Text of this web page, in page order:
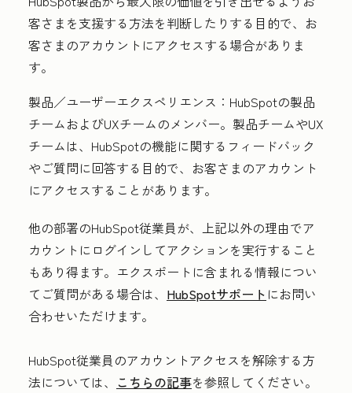
客さまを支援する方法を判断したりする目的で、お
客さまのアカウントにアクセスする場合がありま
す。
製品／ユーザーエクスペリエンス： HubSpotの製品
チームおよびUXチームのメンバー。製品チームやUX
チームは、HubSpotの機能に関するフィードバック
やご質問に回答する目的で、お客さまのアカウント
にアクセスすることがあります。
他の部署のHubSpot従業員が、上記以外の理由でア
カウントにログインしてアクションを実行すること
もあり得ます。エクスポートに含まれる情報につい
てご質問がある場合は、 HubSpotサポート にお問い
合わせいただけます。
HubSpot従業員のアカウントアクセスを解除する方
法については、 こちらの記事を参照してください。